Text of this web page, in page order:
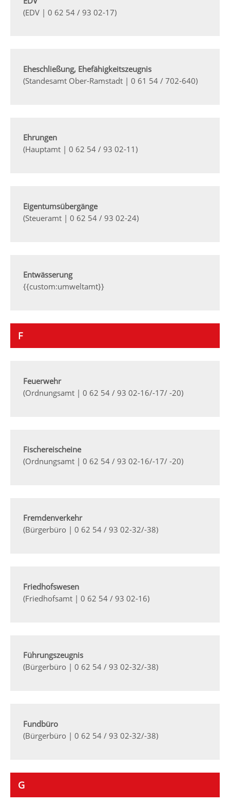
(EDV | 0 62 54 / 93 02-17)
Eheschließung, Ehefähigkeitszeugnis
(Standesamt Ober-Ramstadt | 0 61 54 / 702-640)
Ehrungen
(Hauptamt | 0 62 54 / 93 02-11)
Eigentumsübergänge
(Steueramt | 0 62 54 / 93 02-24)
Entwässerung
{{custom:umweltamt}}
F
Feuerwehr
(Ordnungsamt | 0 62 54 / 93 02-16/-17/ -20)
Fischereischeine
(Ordnungsamt | 0 62 54 / 93 02-16/-17/ -20)
Fremdenverkehr
(Bürgerbüro | 0 62 54 / 93 02-32/-38)
Friedhofswesen
(Friedhofsamt | 0 62 54 / 93 02-16)
Führungszeugnis
(Bürgerbüro | 0 62 54 / 93 02-32/-38)
Fundbüro
(Bürgerbüro | 0 62 54 / 93 02-32/-38)
G